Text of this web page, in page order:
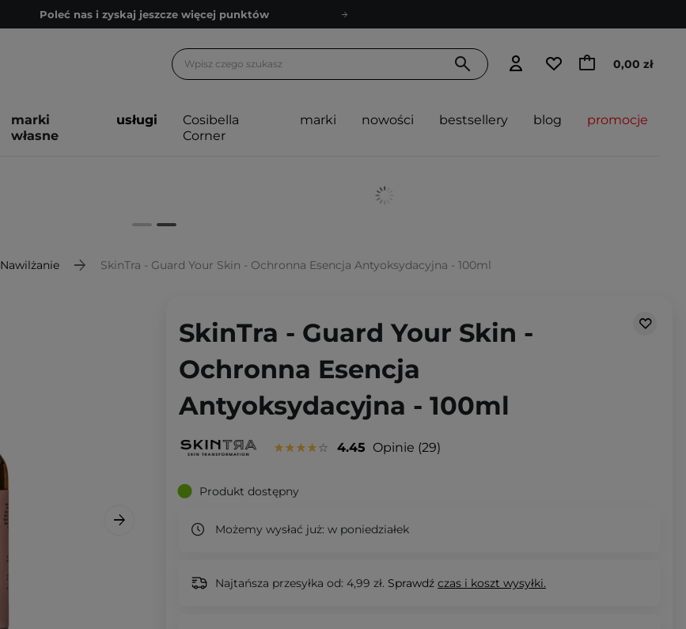
Poleć nas i zyskaj jeszcze więcej punktów
Bezpłatne konsultacje kosmetologiczne
Poleć nas i zyskaj jeszcze więcej punktów
0,00 zł
marki
własne
usługi
Cosibella
Corner
marki nowości bestsellery blog promocje
Nawilżanie SkinTra - Guard Your Skin - Ochronna Esencja Antyoksydacyjna - 100ml
SkinTra - Guard Your Skin -
Ochronna Esencja
Antyoksydacyjna - 100ml
4.45 Opinie 29
Produkt dostępny
Możemy wysłać już: w poniedziałek
Najtańsza przesyłka od: 4,99 zł. Sprawdź czas i koszt wysyłki.